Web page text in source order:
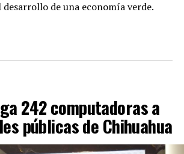
desarrollo de una economía verde.
242 computadoras a
públicas de Chihuahua